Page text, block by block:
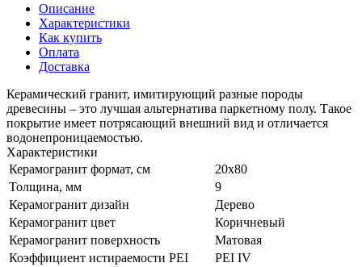
Описание
Характеристики
Как купить
Оплата
Доставка
Керамический гранит, имитирующий разные породы
древесины – это лучшая альтернатива паркетному полу. Такое
покрытие имеет потрясающий внешний вид и отличается
водонепроницаемостью.
Характеристики
Керамогранит формат, см
20х80
Толщина, мм
9
Керамогранит дизайн
Дерево
Керамогранит цвет
Коричневый
Керамогранит поверхность
Матовая
Коэффициент истираемости PEI
PEI IV